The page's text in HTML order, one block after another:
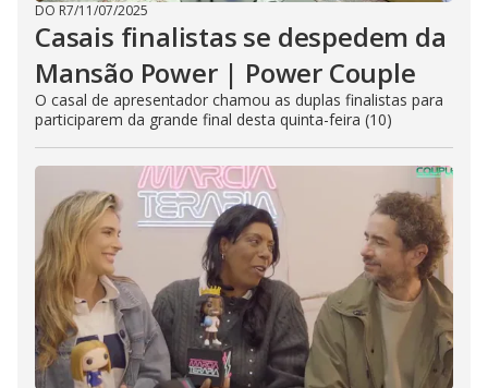
DO R7/11/07/2025
Casais finalistas se despedem da
Mansão Power | Power Couple
O casal de apresentador chamou as duplas finalistas para
participarem da grande final desta quinta-feira (10)